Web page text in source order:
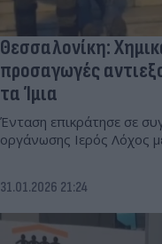
Θεσσαλονίκη:
προσαγωγές
τα Ίμια
Ένταση επικράτησε σε
οργάνωσης Ιερός Λόχος
31.01.2026 21:24